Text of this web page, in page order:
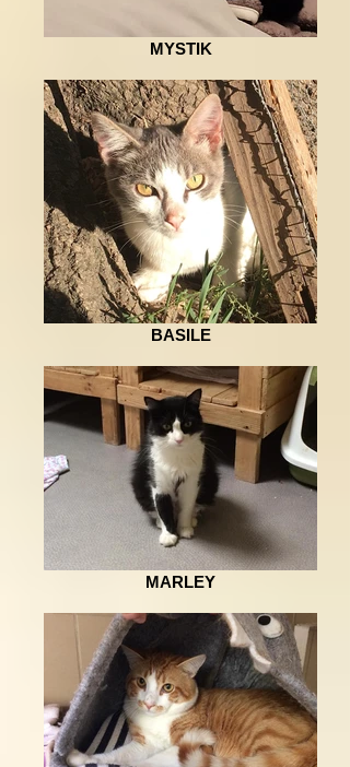
MYSTIK
BASILE
MARLEY